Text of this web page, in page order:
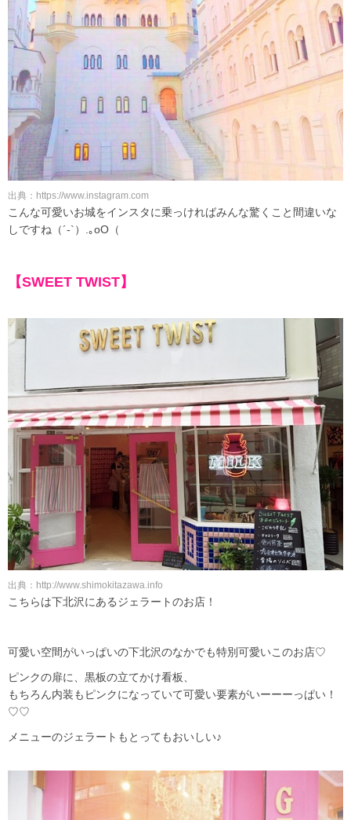
出典：https://www.instagram.com
こんな可愛いお城をインスタに乗っければみんな驚くこと間違いな
しですね（´-`）.｡oO（
【SWEET TWIST】
出典：http://www.shimokitazawa.info
こちらは下北沢にあるジェラートのお店！
可愛い空間がいっぱいの下北沢のなかでも特別可愛いこのお店♡
ピンクの扉に、黒板の立てかけ看板、
もちろん内装もピンクになっていて可愛い要素がいーーーっぱい！
♡♡
メニューのジェラートもとってもおいしい♪